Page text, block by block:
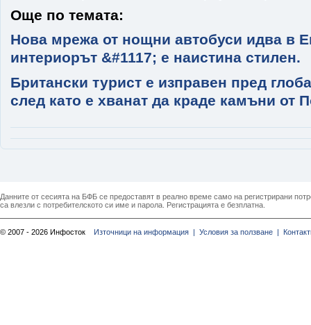
Още по темата:
Нова мрежа от нощни автобуси идва в
интериорът &#1117; е наистина стилен.
Британски турист е изправен пред
след като е хванат да краде камъни от
Данните от сесията на БФБ се предоставят в реално време само на регистрирани
са влезли с потребителското си име и парола. Регистрацията е безплатна.
© 2007 - 2026 Инфосток Източници на информация | Условия за ползване |